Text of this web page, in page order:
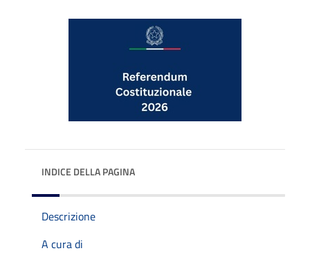
INDICE DELLA PAGINA
Descrizione
A cura di